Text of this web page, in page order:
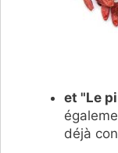
et "Le
déjà